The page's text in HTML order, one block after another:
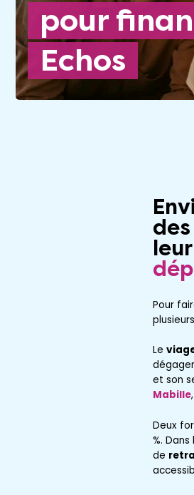
pour
Echos
Pour
Le
et son
Mabille
Deux
%.
de